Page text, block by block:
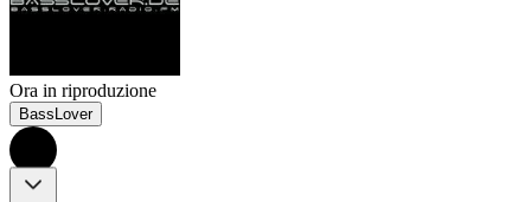
Ora in riproduzione
BassLover